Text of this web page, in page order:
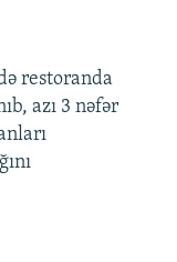
restoranda
azı 3 nəfər